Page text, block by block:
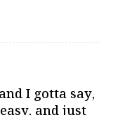
I gotta say,
and just